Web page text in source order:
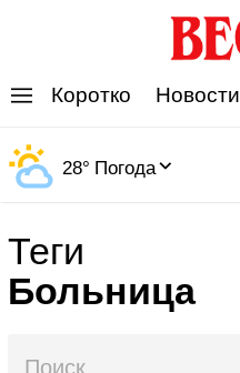
Коротко Новости
28° Погода
Теги
Больница